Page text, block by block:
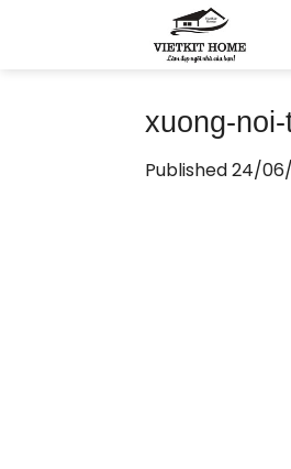
xuong-
Published24/06/